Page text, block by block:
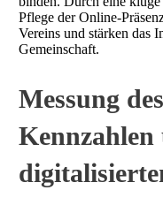
Pflege der Online-
Vereins und stärken das
Gemeinschaft.
Messung
Kennzahlen